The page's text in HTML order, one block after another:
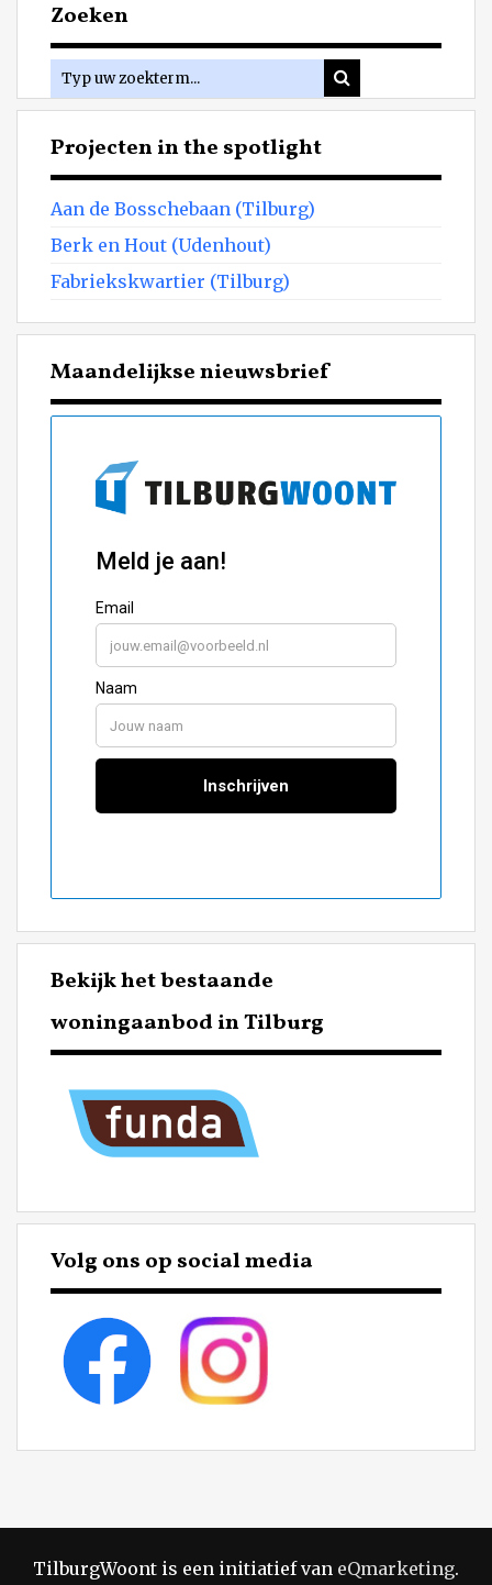
Zoeken
Projecten in the spotlight
Aan de Bosschebaan (Tilburg)
Berk en Hout (Udenhout)
Fabriekskwartier (Tilburg)
Maandelijkse nieuwsbrief
Bekijk het bestaande
woningaanbod in Tilburg
Volg ons op social media
TilburgWoont is een initiatief van eQmarketing.